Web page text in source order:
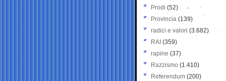
Prodi (52)
Provincia (139)
radici e valori (3.682)
RAI (359)
rapine (37)
Razzismo (1.410)
Referendum (200)